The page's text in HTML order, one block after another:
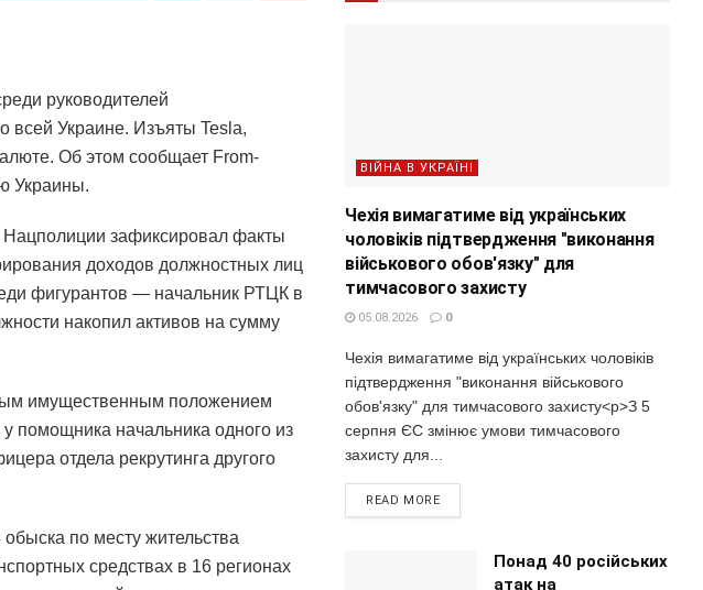
руководителей
всей Украине. Изъяты Tesla,
Об этом сообщает From-
Украины.
Нацполиции зафиксировал факты
доходов должностных лиц
фигурантов — начальник РТЦК в
накопил активов на сумму
имущественным положением
помощника начальника одного из
отдела рекрутинга другого
по месту жительства
средствах в 16 регионах
ВІЙНА В УКРАЇНІ
Чехія вимагатиме від українських
чоловіків підтвердження "виконання
військового обов'язку" для
тимчасового захисту
05.08.2026 0
Чехія вимагатиме від українських чоловіків
підтвердження "виконання військового
обов'язку" для тимчасового захисту<p>З 5
серпня ЄС змінює умови тимчасового
захисту для...
READ MORE
Понад 40 російських
атак на